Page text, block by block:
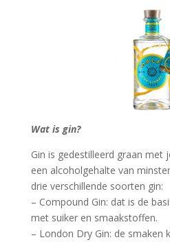
Wat is gin?
Gin is gedestilleerd graan met
een alcoholgehalte van
drie verschillende soorten gin:
– Compound Gin: dat is de
met suiker en smaakstoffen.
– London Dry Gin: de smaken